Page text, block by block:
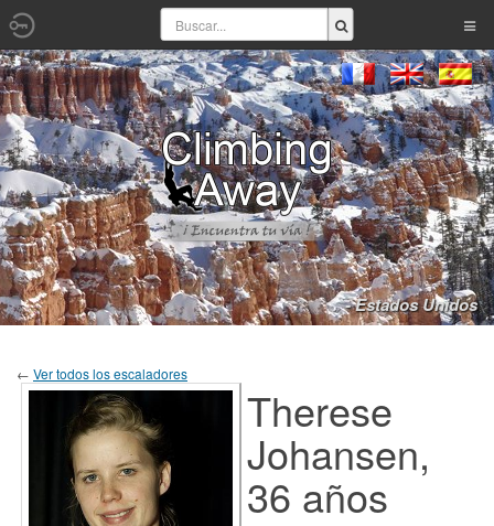
- Estados Unidos
← Ver todos los escaladores
Therese
Johansen,
36 años